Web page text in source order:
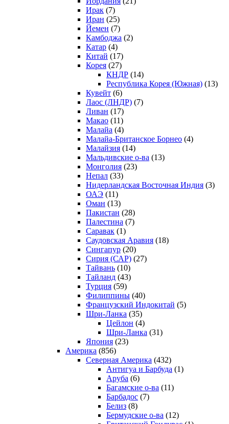
Ирак (7)
Иран (25)
Йемен (7)
Камбоджа (2)
Катар (4)
Китай (17)
Корея (27)
КНДР (14)
Республика Корея (Южная) (13)
Кувейт (6)
Лаос (ЛНДР) (7)
Ливан (17)
Макао (11)
Малайа (4)
Малайа-Британское Борнео (4)
Малайзия (14)
Мальдивские о-ва (13)
Монголия (23)
Непал (33)
Нидерландская Восточная Индия (3)
ОАЭ (11)
Оман (13)
Пакистан (28)
Палестина (7)
Саравак (1)
Саудовская Аравия (18)
Сингапур (20)
Сирия (САР) (27)
Тайвань (10)
Тайланд (43)
Турция (59)
Филиппины (40)
Французский Индокитай (5)
Шри-Ланка (35)
Цейлон (4)
Шри-Ланка (31)
Япония (23)
Америка (856)
Северная Америка (432)
Антигуа и Барбуда (1)
Аруба (6)
Багамские о-ва (11)
Барбадос (7)
Белиз (8)
Бермудские о-ва (12)